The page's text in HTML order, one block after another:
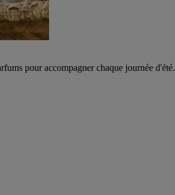
pour accompagner chaque journée d'été.